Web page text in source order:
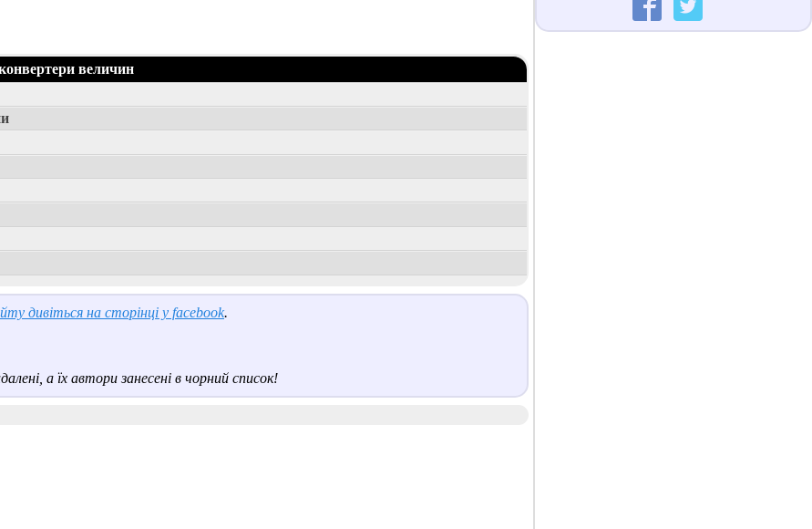
величин
дивіться на сторінці у facebook.
а їх автори занесені в чорний список!